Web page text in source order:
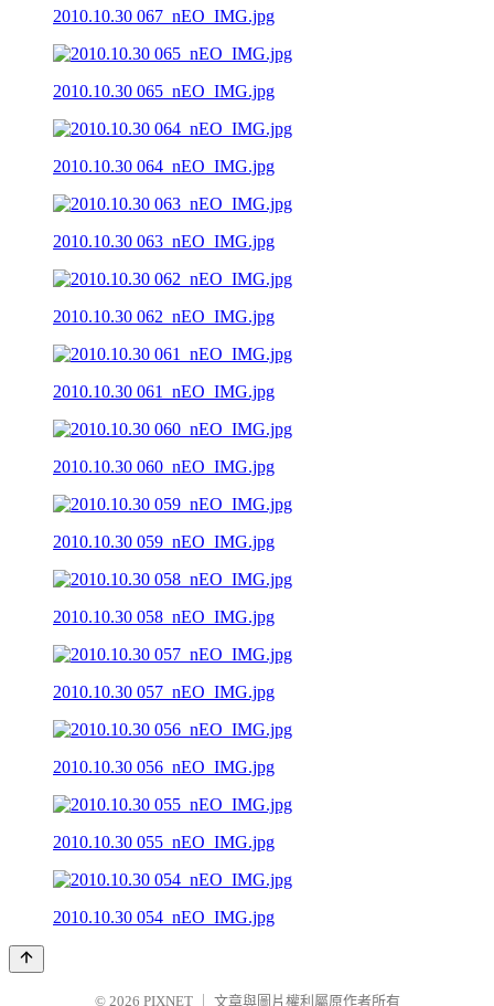
2010.10.30 067_nEO_IMG.jpg
2010.10.30 065_nEO_IMG.jpg
2010.10.30 064_nEO_IMG.jpg
2010.10.30 063_nEO_IMG.jpg
2010.10.30 062_nEO_IMG.jpg
2010.10.30 061_nEO_IMG.jpg
2010.10.30 060_nEO_IMG.jpg
2010.10.30 059_nEO_IMG.jpg
2010.10.30 058_nEO_IMG.jpg
2010.10.30 057_nEO_IMG.jpg
2010.10.30 056_nEO_IMG.jpg
2010.10.30 055_nEO_IMG.jpg
2010.10.30 054_nEO_IMG.jpg
© 2026 PIXNET 文章與圖片權利屬原作者所有